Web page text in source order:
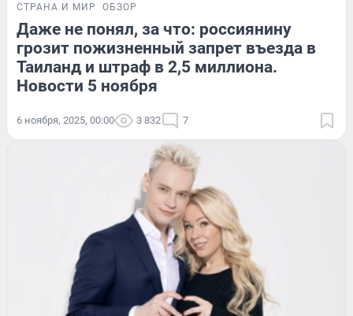
СТРАНА И МИР ОБЗОР
Даже не понял, за что: россиянину
грозит пожизненный запрет въезда в
Таиланд и штраф в 2,5 миллиона.
Новости 5 ноября
6 ноября, 2025, 00:00 3 832 7